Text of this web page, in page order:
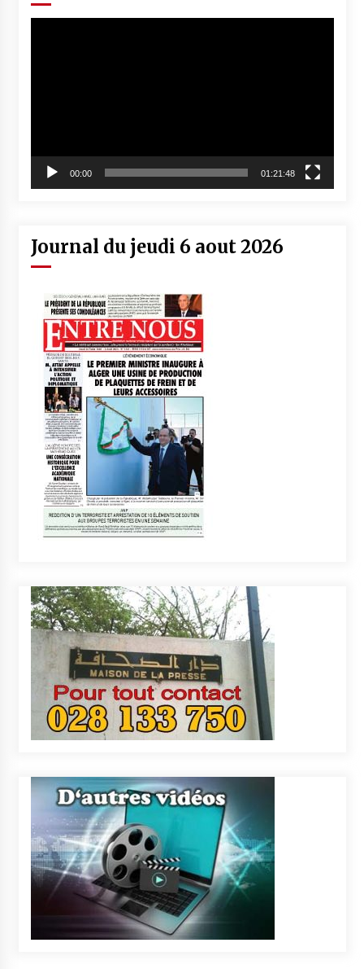
00:00 01:21:48
Journal du jeudi 6 aout 2026